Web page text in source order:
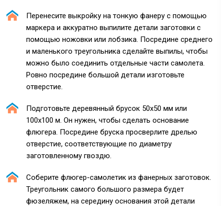
Перенесите выкройку на тонкую фанеру с помощью
маркера и аккуратно выпилите детали заготовки с
помощью ножовки или лобзика. Посредине среднего
и маленького треугольника сделайте выпилы, чтобы
можно было соединить отдельные части самолета.
Ровно посредине большой детали изготовьте
отверстие.
Подготовьте деревянный брусок 50х50 мм или
100х100 м. Он нужен, чтобы сделать основание
флюгера. Посредине бруска просверлите дрелью
отверстие, соответствующие по диаметру
заготовленному гвоздю.
Соберите флюгер-самолетик из фанерных заготовок.
Треугольник самого большого размера будет
фюзеляжем, на середину основания этой детали